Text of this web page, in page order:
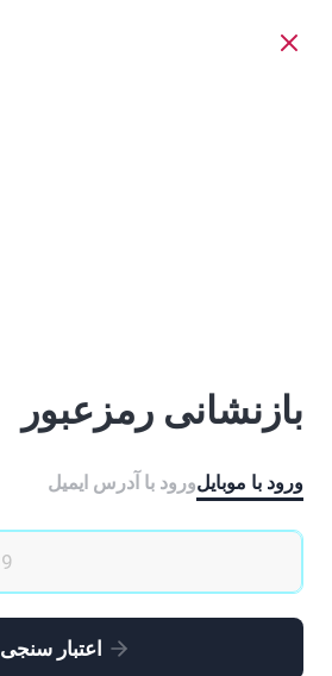
بازنشانی رمزعبور
ورود با موبایلورود با ‫آدرس ایمیل
اعتبار سنجی